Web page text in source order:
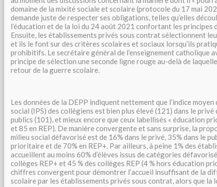
domaine de la mixité sociale et scolaire (protocole du 17 mai
demande juste de respecter ses obligations, telles qu’elles
l’éducation et de la loi du 24 août 2021 confortant les principes
Ensuite, les établissements privés sous contrat sélectionnent
et ils le font sur des critères scolaires et sociaux lorsqu’ils
prohibitifs. Le secrétaire général de l’enseignement catholique
principe de sélection une seconde ligne rouge au-delà de
retour de la guerre scolaire.
Les données de la DEPP indiquent nettement que l’indice
social (IPS) des collégiens est bien plus élevé (121) dans le privé
publics (101), et mieux encore que ceux labellisés « éducation
et 85 en REP). De manière convergente et sans surprise, la
milieu social défavorisé est de 16% dans le privé, 35% dans le
prioritaire et de 70% en REP+. Par ailleurs, à peine 1% des
accueillent au moins 60% d’élèves issus de catégories
collèges REP+ et 45 % des collèges REP (4 % hors éducation
chiffres convergent pour démontrer l’accueil insuffisant de la
scolaire par les établissements privés sous contrat, alors que la